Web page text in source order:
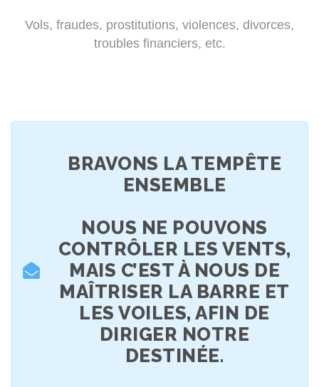
Vols, fraudes, prostitutions, violences, divorces,
troubles financiers, etc.
BRAVONS LA TEMPÊTE
ENSEMBLE
NOUS NE POUVONS
CONTRÔLER LES VENTS,
MAIS C’EST À NOUS DE
MAÎTRISER LA BARRE ET
LES VOILES, AFIN DE
DIRIGER NOTRE
DESTINÉE.